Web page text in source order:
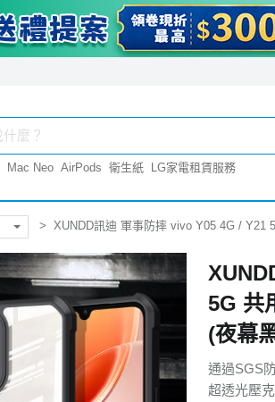
Mac Neo AirPods 衛生紙 LG家電租賃服務
XUNDD訊迪 軍事防摔 vivo Y05 4G / Y21
5G 共
(夜幕
通過SGS
超透光壓